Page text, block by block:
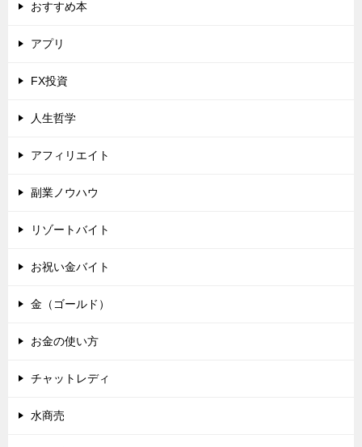
おすすめ本
アプリ
FX投資
人生哲学
アフィリエイト
副業ノウハウ
リゾートバイト
お祝い金バイト
金（ゴールド）
お金の使い方
チャットレディ
水商売